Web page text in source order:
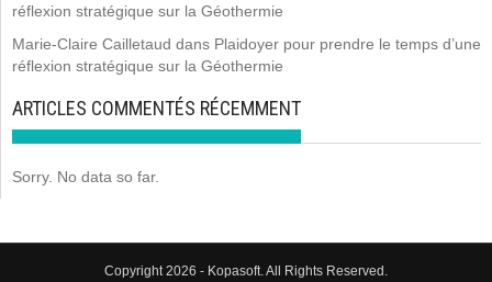
réflexion stratégique sur la Géothermie
Marie-Claire Cailletaud dans Plaidoyer pour prendre le temps d’une
réflexion stratégique sur la Géothermie
ARTICLES COMMENTÉS RÉCEMMENT
Sorry. No data so far.
Copyright 2026 - Kopasoft. All Rights Reserved.